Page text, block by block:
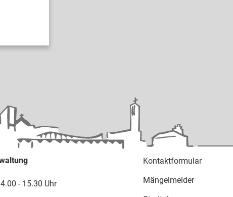
- 15.30 Uhr
Kontaktformular
Mängelmelder